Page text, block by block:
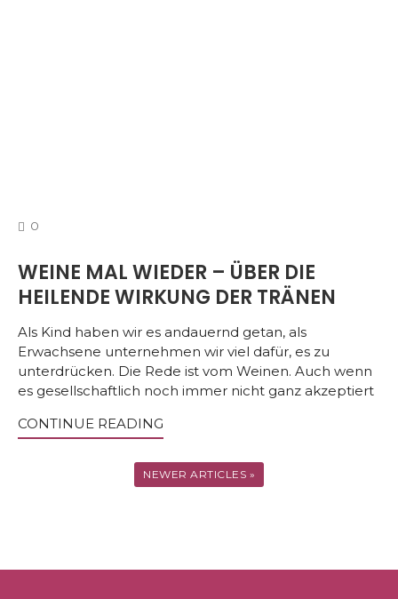
0
WEINE MAL WIEDER – ÜBER DIE
HEILENDE WIRKUNG DER TRÄNEN
Als Kind haben wir es andauernd getan, als
Erwachsene unternehmen wir viel dafür, es zu
unterdrücken. Die Rede ist vom Weinen. Auch wenn
es gesellschaftlich noch immer nicht ganz akzeptiert
CONTINUE READING
NEWER ARTICLES »